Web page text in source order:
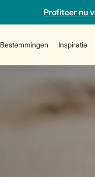
Profiteer nu
Bestemmingen Inspiratie